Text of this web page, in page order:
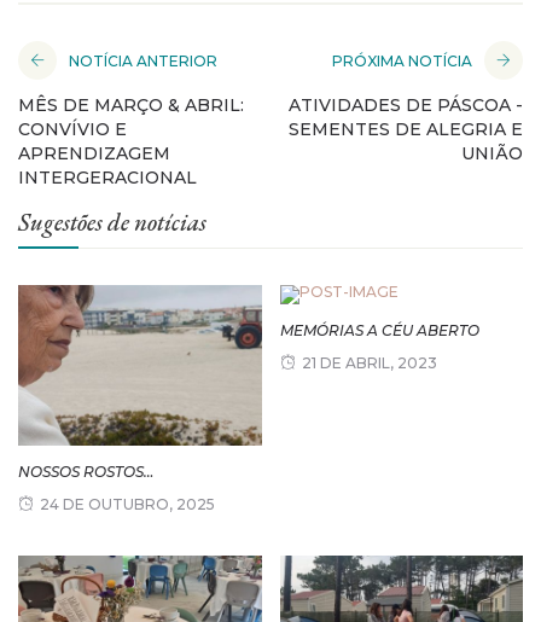
NOTÍCIA ANTERIOR
MÊS DE MARÇO & ABRIL:
CONVÍVIO E
APRENDIZAGEM
INTERGERACIONAL
PRÓXIMA NOTÍCIA
ATIVIDADES DE PÁSCOA -
SEMENTES DE ALEGRIA E
UNIÃO
Sugestões de notícias
NOSSOS ROSTOS…
24 DE OUTUBRO, 2025
MEMÓRIAS A CÉU ABERTO
21 DE ABRIL, 2023